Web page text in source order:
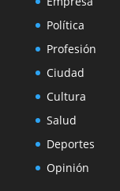
Política
Profesión
Ciudad
Cultura
Salud
Deportes
Opinión